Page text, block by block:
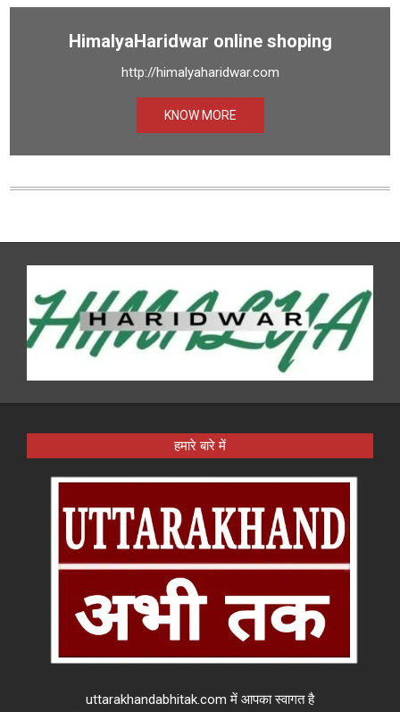
HimalyaHaridwar online shoping
http://himalyaharidwar.com
KNOW MORE
हमारे बारे में
uttarakhandabhitak.com में आपका स्वागत है